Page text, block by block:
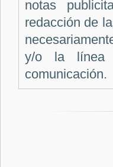
notas
redacción de
y/o la línea
comunicación.